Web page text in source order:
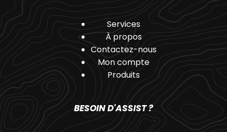
Services
À propos
Contactez-nous
Mon compte
Produits
BESOIN D'ASSIST ?